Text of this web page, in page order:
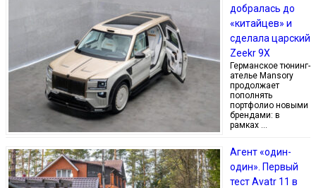
добралась до
«китайцев» и
сделала царский
Zeekr 9X
Германское тюнинг-
ателье Mansory
продолжает
пополнять
портфолио новыми
брендами: в
рамках …
Агент «один-
один». Первый
тест Avatr 11 в